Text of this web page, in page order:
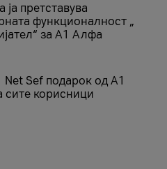
ја претставува
функционалност „
за А1 Алфа
Sеf подарок од А1
сите корисници